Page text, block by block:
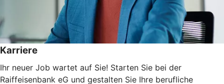
Karriere
Ihr neuer Job wartet auf Sie! Starten Sie bei der
Raiffeisenbank eG und gestalten Sie Ihre berufliche